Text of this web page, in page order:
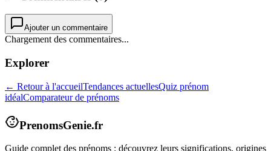
Ajouter un commentaire
Chargement des commentaires...
Explorer
← Retour à l'accueilTendances actuellesQuiz prénom
idéalComparateur de prénoms
PrenomsGenie.fr
Guide complet des prénoms : découvrez leurs significations, origines